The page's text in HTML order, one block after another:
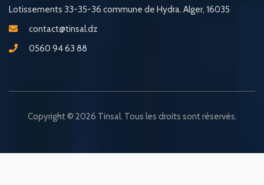
Lotissements 33-35-36 commune de Hydra. Alger, 16035
contact@tinsal.dz
0560 94 63 88
Copyright © 2026 Tinsal. Tous les droits sont réservés.